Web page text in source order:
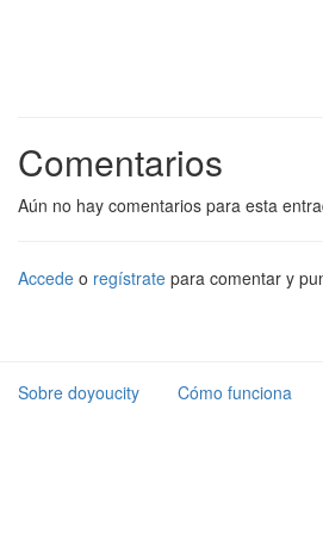
Comentarios
Aún no hay comentarios para esta
Accede o regístrate para comentar y
Sobre doyoucity Cómo funciona